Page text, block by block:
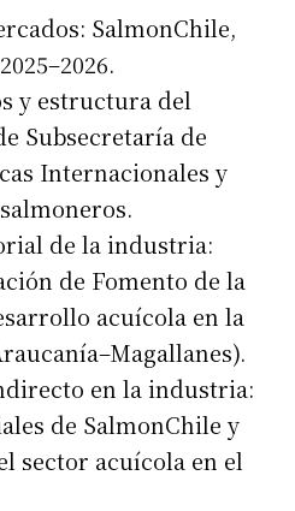
SalmonChile,
y estructura del
Subsecretaría de
Internacionales y
de la industria:
de Fomento de la
acuícola en la
en la industria:
de SalmonChile y
sector acuícola en el